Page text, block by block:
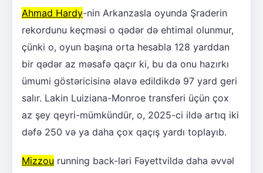
Ahmad Hardy-nin Arkanzasla oyunda Şraderin
rekordunu keçməsi o qədər də ehtimal olunmur,
çünki o, oyun başına orta hesabla 128 yarddan
bir qədər az məsafə qaçır ki, bu da onu hazırkı
ümumi göstəricisinə əlavə edildikdə 97 yard geri
salır. Lakin Luiziana-Monroe transferi üçün çox
az şey qeyri-mümkündür, o, 2025-ci ildə artıq iki
dəfə 250 və ya daha çox qaçış yardı toplayıb.
Mizzou running back-ləri Fəyettvildə daha əvvəl